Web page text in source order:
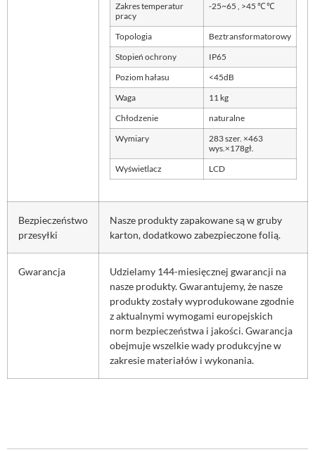
Zakres temperatur
pracy
-25~65 , >45 ℃ ℃
Topologia Beztransformatorowy
Stopień ochrony IP65
Poziom hałasu <45dB
Waga 11 kg
Chłodzenie naturalne
Wymiary
283 szer. ×463
wys.×178gł.
Wyświetlacz LCD
Bezpieczeństwo
przesyłki
Nasze produkty zapakowane są w gruby
karton, dodatkowo zabezpieczone folią.
Gwarancja
Udzielamy 144-miesięcznej gwarancji na
nasze produkty. Gwarantujemy, że nasze
produkty zostały wyprodukowane zgodnie
z aktualnymi wymogami europejskich
norm bezpieczeństwa i jakości. Gwarancja
obejmuje wszelkie wady produkcyjne w
zakresie materiałów i wykonania.